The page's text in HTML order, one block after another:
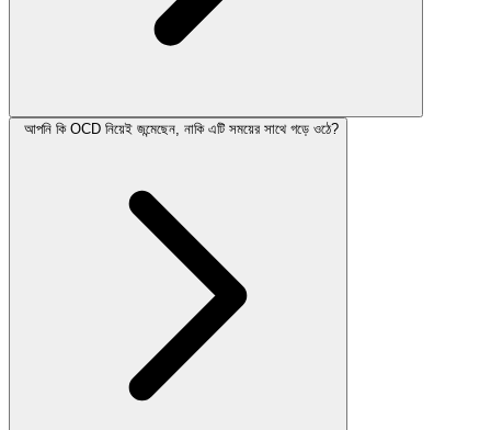
আপনি কি OCD নিয়েই জন্মেছেন, নাকি এটি সময়ের সাথে গড়ে ওঠে?